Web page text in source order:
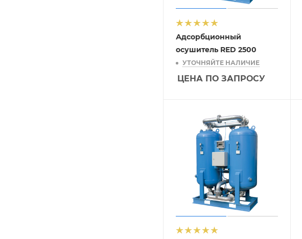
Адсорбционный
осушитель RED 2500
УТОЧНЯЙТЕ НАЛИЧИЕ
ЦЕНА ПО ЗАПРОСУ